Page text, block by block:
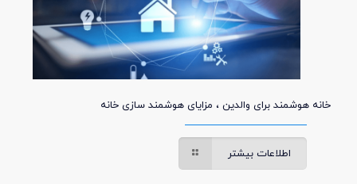
خانه هوشمند برای والدین ، مزایای هوشمند سازی خانه
اطلاعات بیشتر